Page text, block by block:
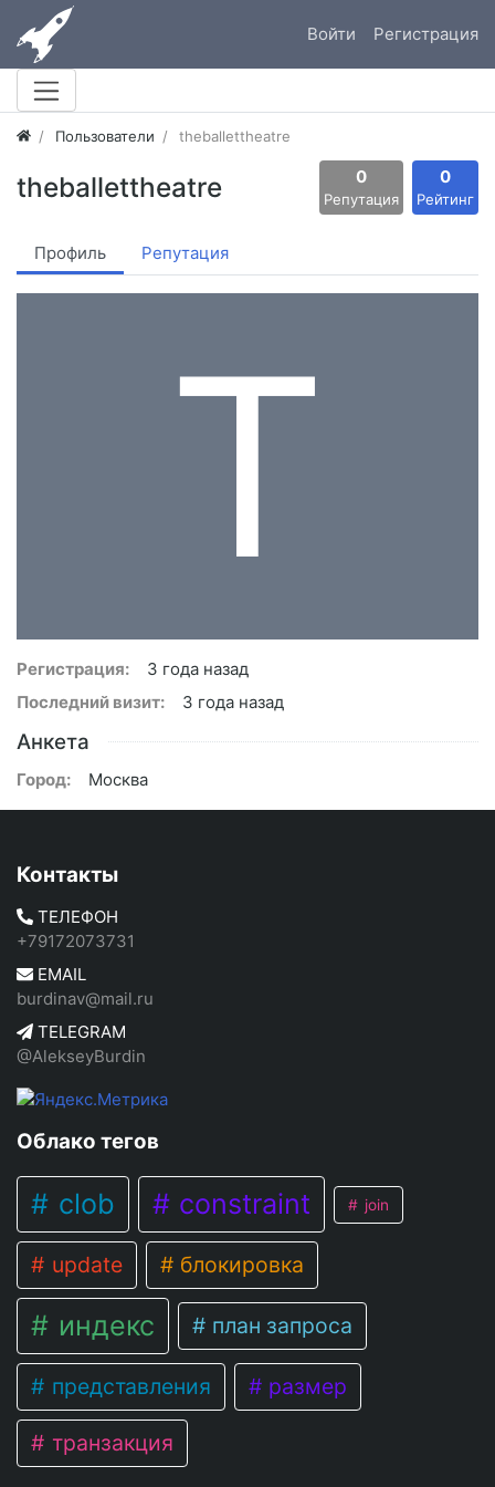
Войти Регистрация
Пользователи theballettheatre
theballettheatre 0
Репутация
0
Рейтинг
Профиль Репутация
T
Регистрация:
3 года назад
Последний визит:
3 года назад
Анкета
Город: Москва
Контакты
ТЕЛЕФОН
+79172073731
EMAIL
burdinav@mail.ru
TELEGRAM
@AlekseyBurdin
Облако тегов
clob constraint join
update блокировка
индекс план запроса
представления размер
транзакция